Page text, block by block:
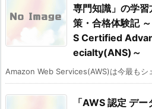
専門知識」の学
策・合格体験記
S Certified
ecialty(ANS)～
Amazon Web Services(AWS)は今最もシ
「AWS 認定 デ